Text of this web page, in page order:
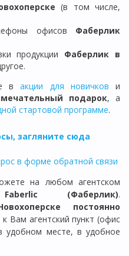
(в том числе,
офисов Фаберлик
продукции Фаберлик в
вакции для новичков и
подарок, а
стартовой программе.
загляните сюда
в форме обратной связи
на любом агентском
(Фаберлик).
постоянно
Вам агентский пункт (офис
удобном месте, в удобное